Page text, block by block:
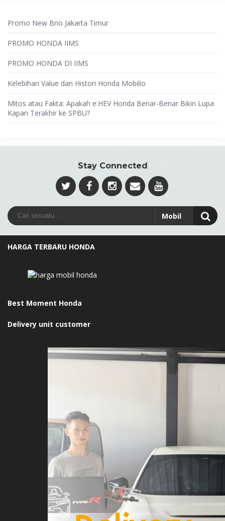
Promo New Brio Jakarta Timur
PROMO HONDA IIMS
PROMO HONDA DI IIMS
Kelebihan Value dan Histori Honda Mobilio
Mitos atau Fakta: Apakah e:HEV Honda Benar-Benar Bikin Lupa
Kapan Terakhir ke SPBU?
Stay Connected
HARGA TERBARU HONDA
Best Moment Honda
Delivery unit customer